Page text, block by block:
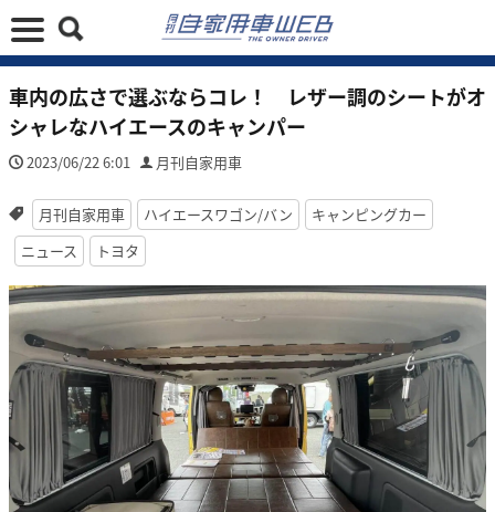
車内の広さで選ぶならコレ！ レザー調のシートがオ
シャレなハイエースのキャンパー
2023/06/22 6:01 月刊自家用車
月刊自家用車 ハイエースワゴン/バン
キャンピングカー
ニュース
トヨタ